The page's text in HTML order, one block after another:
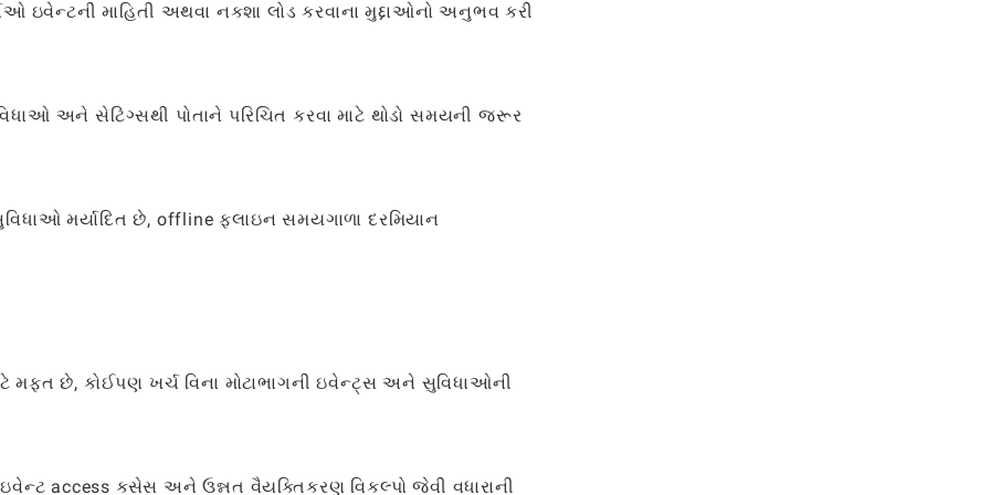
ઇવેન્ટની માહિતી અથવા નકશા લોડ કરવાના મુદ્દાઓનો અનુભવ કરી
અને સેટિંગ્સથી પોતાને પરિચિત કરવા માટે થોડો સમયની જરૂર
મર્યાદિત છે, offline ફલાઇન સમયગાળા દરમિયાન
છે, કોઈપણ ખર્ચ વિના મોટાભાગની ઇવેન્ટ્સ અને સુવિધાઓની
access ક્સેસ અને ઉન્નત વૈયક્તિકરણ વિકલ્પો જેવી વધારાની